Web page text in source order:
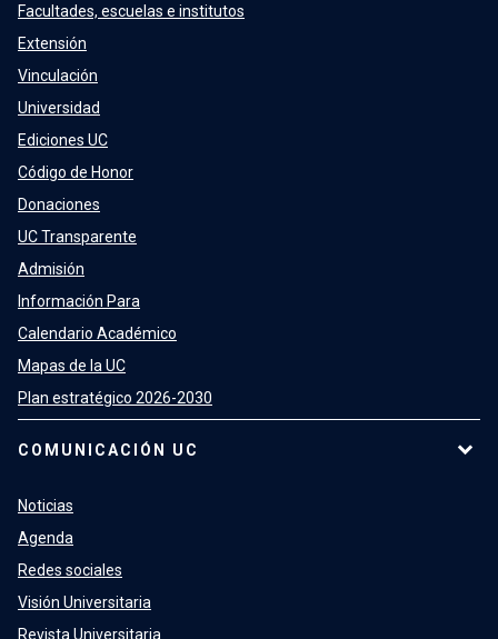
Facultades, escuelas e institutos
Extensión
Vinculación
Universidad
Ediciones UC
Código de Honor
Donaciones
UC Transparente
Admisión
Información Para
Calendario Académico
Mapas de la UC
Plan estratégico 2026-2030
COMUNICACIÓN UC
Noticias
Agenda
Redes sociales
Visión Universitaria
Revista Universitaria